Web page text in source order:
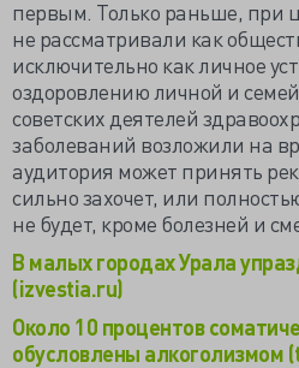
первым. Только раньше, при
не рассматривали как
исключительно как личное
оздоровлению личной и
советских деятелей
заболеваний возложили на
аудитория может принять
сильно захочет, или
не будет, кроме болезней и
В малых городах Урала
(izvestia.ru)
Около 10 процентов
обусловлены алкоголизмом